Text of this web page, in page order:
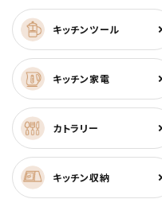
キッチンツール
キッチン家電
カトラリー
キッチン収納